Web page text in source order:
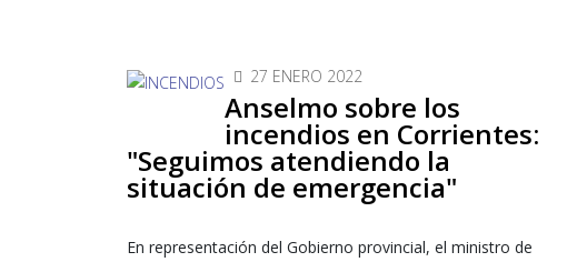
27 ENERO 2022
Anselmo sobre los
incendios en Corrientes:
"Seguimos atendiendo la
situación de emergencia"
En representación del Gobierno provincial, el ministro de